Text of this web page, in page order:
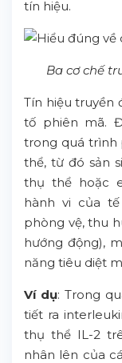
tín hiệu.
Ba cơ chế
Tín hiệu truyền
tố phiên mã.
trong quá trình
thể, từ đó sản
thụ thể hoặc
hành vi của
phòng vệ, thu
hướng động),
năng tiêu diệt
Ví dụ: Trong
tiết ra
thụ thể IL-2
nhân lên của